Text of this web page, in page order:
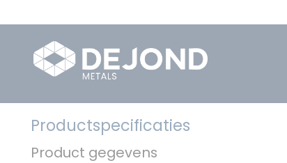
Productspecificaties
Product gegevens